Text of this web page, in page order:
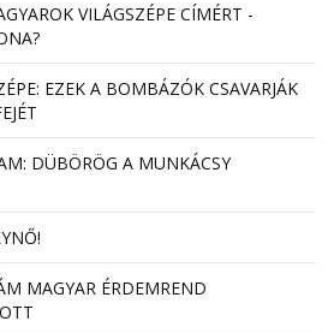
VILÁGSZÉPE CÍMÉRT -
EZEK A BOMBÁZÓK CSAVARJÁK
DÜBÖRÖG A MUNKÁCSY
MAGYAR ÉRDEMREND